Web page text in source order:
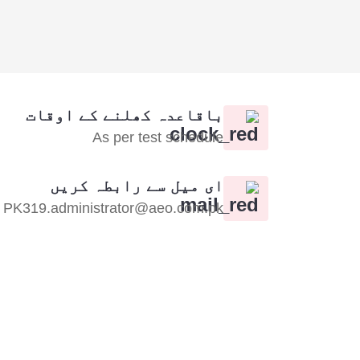
باقاعدہ کھلنے کے اوقات
As per test schedule
ای میل سے رابطہ کریں
PK319.administrator@aeo.com.pk